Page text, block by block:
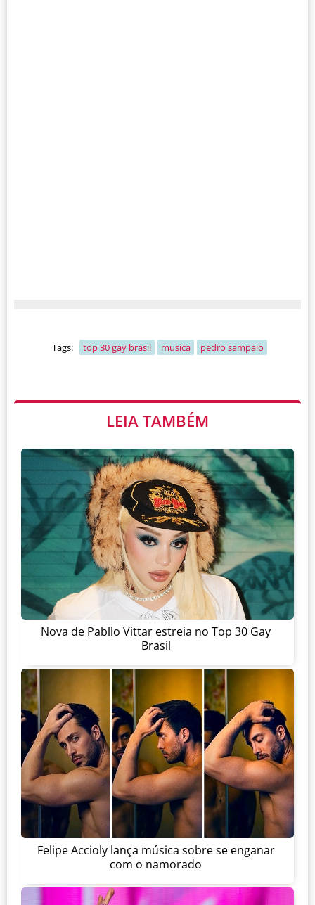
Tags: top 30 gay brasil musica pedro sampaio
LEIA TAMBÉM
Nova de Pabllo Vittar estreia no Top 30 Gay
Brasil
Felipe Accioly lança música sobre se enganar
com o namorado